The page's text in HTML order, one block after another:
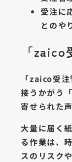
受注に
とのや
「
「zaico受
接うかがう
寄せられた
大量に届く
る作業は、
スのリスク